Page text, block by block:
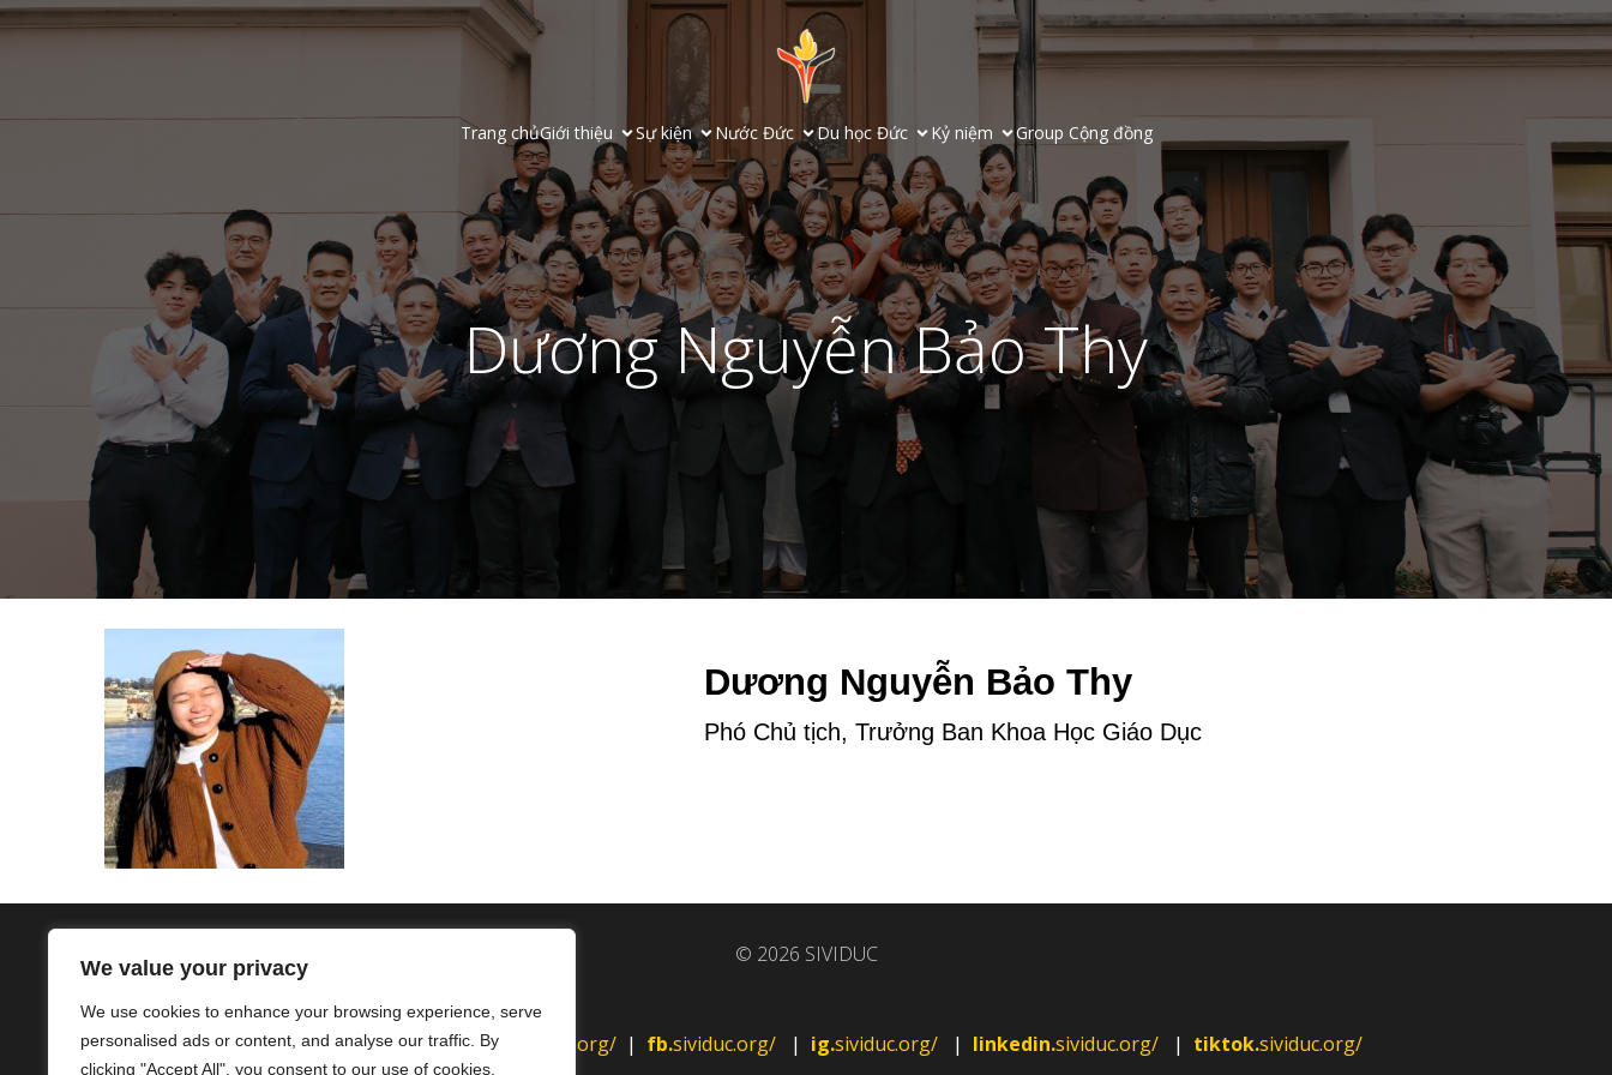
We value your privacy
We use cookies to enhance your browsing experience, serve
personalised ads or content, and analyse our traffic. By
clicking "Accept All", you consent to our use of cookies.
Trang chủGiới thiệu Sự kiện Nước Đức Du học Đức Kỷ niệm Group Cộng đồng
Dương Nguyễn Bảo Thy
Dương Nguyễn Bảo Thy
Phó Chủ tịch, Trưởng Ban Khoa Học Giáo Dục
© 2026 SIVIDUC
Hệ sinh thái SIVIDUC:group .sividuc.org/| fb.sividuc.org/ | ig.sividuc.org/ | linkedin.sividuc.org/| tiktok.sividuc.org/